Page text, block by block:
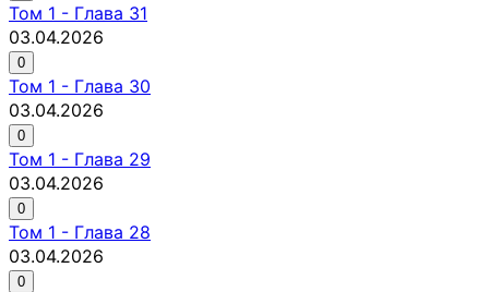
Том 1 - Глава 31
03.04.2026
0
Том 1 - Глава 30
03.04.2026
0
Том 1 - Глава 29
03.04.2026
0
Том 1 - Глава 28
03.04.2026
0